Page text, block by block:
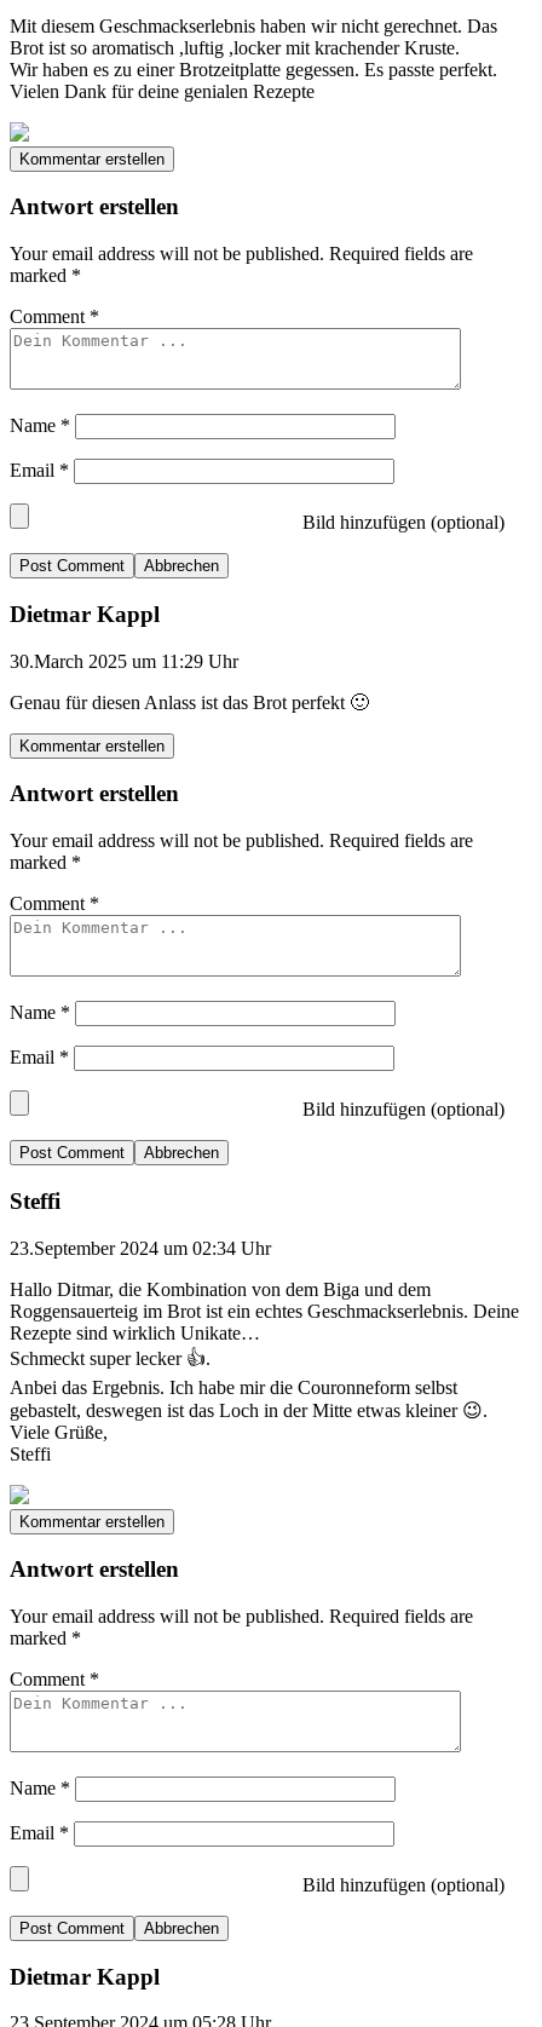
Mit diesem Geschmackserlebnis haben wir nicht gerechnet. Das
Brot ist so aromatisch ,luftig ,locker mit krachender Kruste.
Wir haben es zu einer Brotzeitplatte gegessen. Es passte perfekt.
Vielen Dank für deine genialen Rezepte
Kommentar erstellen
Antwort erstellen
Your email address will not be published. Required fields are
marked *
Comment *
Name *
Email *
Bild hinzufügen (optional)
Abbrechen
Dietmar Kappl
30.March 2025 um 11:29 Uhr
Genau für diesen Anlass ist das Brot perfekt 🙂
Kommentar erstellen
Antwort erstellen
Your email address will not be published. Required fields are
marked *
Comment *
Name *
Email *
Bild hinzufügen (optional)
Abbrechen
Steffi
23.September 2024 um 02:34 Uhr
Hallo Ditmar, die Kombination von dem Biga und dem
Roggensauerteig im Brot ist ein echtes Geschmackserlebnis. Deine
Rezepte sind wirklich Unikate…
Schmeckt super lecker 👍.
Anbei das Ergebnis. Ich habe mir die Couronneform selbst
gebastelt, deswegen ist das Loch in der Mitte etwas kleiner 😉.
Viele Grüße,
Steffi
Kommentar erstellen
Antwort erstellen
Your email address will not be published. Required fields are
marked *
Comment *
Name *
Email *
Bild hinzufügen (optional)
Abbrechen
Dietmar Kappl